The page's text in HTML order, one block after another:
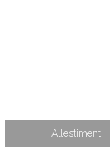
Allestimenti